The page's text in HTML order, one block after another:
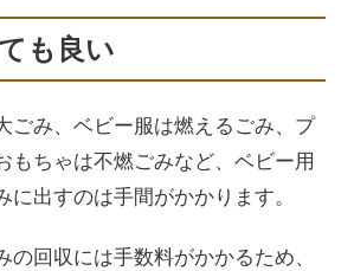
も良い
ごみ、ベビー服は燃えるごみ、プ
もちゃは不燃ごみなど、ベビー用
に出すのは手間がかかります。
の回収には手数料がかかるため、